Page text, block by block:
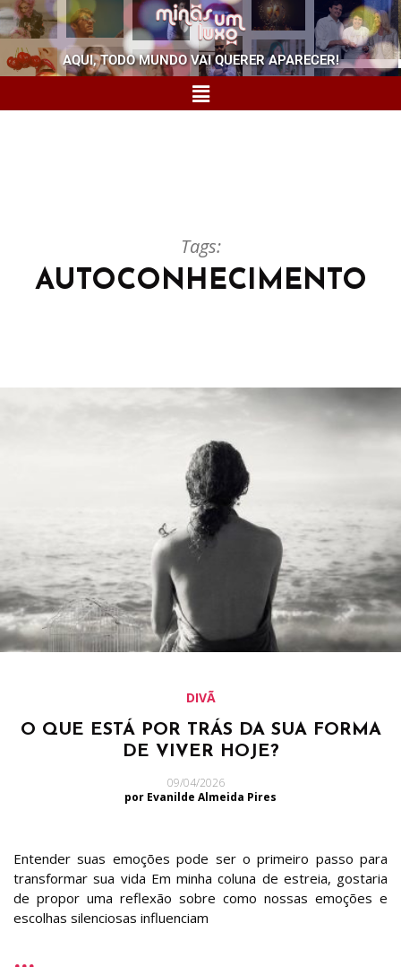
AQUI, TODO MUNDO VAI QUERER APARECER!
Tags:
AUTOCONHECIMENTO
DIVÃ
O QUE ESTÁ POR TRÁS DA SUA FORMA
DE VIVER HOJE?
09/04/2026
por Evanilde Almeida Pires
Entender suas emoções pode ser o primeiro passo para
transformar sua vida Em minha coluna de estreia, gostaria
de propor uma reflexão sobre como nossas emoções e
escolhas silenciosas influenciam